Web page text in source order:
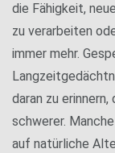
die Fähigkeit,
zu verarbeiten
immer mehr.
daran zu
schwerer.
auf natürliche